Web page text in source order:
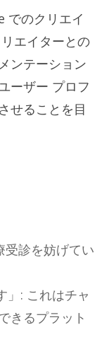
でのクリエイ
エイターとの
ンテーション
ーザー プロフ
せることを目
受診を妨げてい
」: これはチャ
きるプラット